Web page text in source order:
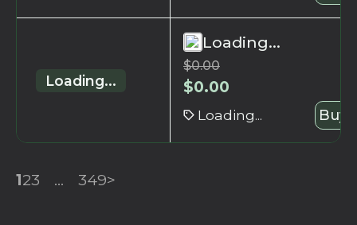
Loading...
Loading...
$0.00
$0.00
Loading... Buy
123 ... 349>